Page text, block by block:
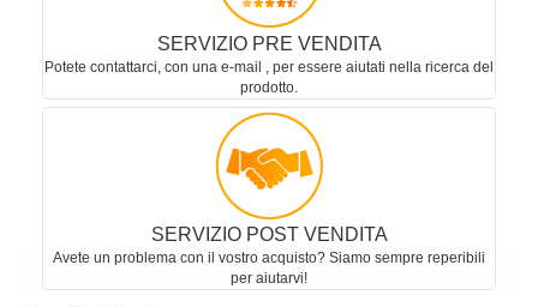
SERVIZIO PRE VENDITA
Potete contattarci, con una e-mail , per essere aiutati nella ricerca del
prodotto.
SERVIZIO POST VENDITA
Avete un problema con il vostro acquisto? Siamo sempre reperibili
per aiutarvi!